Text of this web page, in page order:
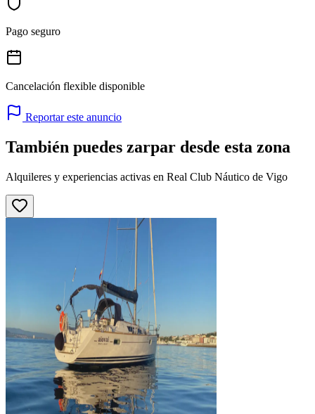
Pago seguro
Cancelación flexible disponible
Reportar este anuncio
También puedes zarpar desde esta zona
Alquileres y experiencias activas en Real Club Náutico de Vigo